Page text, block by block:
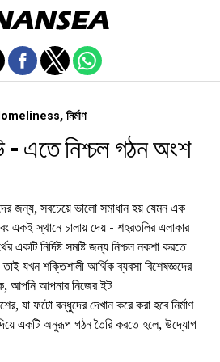
, নির্মাণ
- এতে নিশ্চল গঠন অংশ
জন্য, সবচেয়ে ভালো সমাধান হয় যেমন এক
একই স্থানে চালায় দেয় - শহরতলির এলাকার
একটি নির্দিষ্ট সমষ্টি জন্য নিশ্চল নকশা করতে
যখন শক্তিশালী আর্থিক ব্যবসা বিশেষজ্ঞদের
আপনি আপনার নিজের ইট
ফটো বন্ধুদের দেখান করে করা হবে নির্মাণ
একটি অনুরূপ গঠন তৈরি করতে হলে, উদ্যোগ